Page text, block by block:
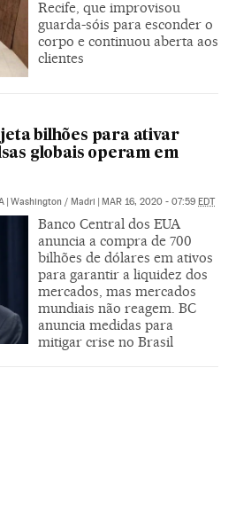
Recife, que improvisou
guarda-sóis para esconder o
corpo e continuou aberta aos
clientes
bilhões para ativar
globais operam em
| Washington / Madri | MAR 16, 2020 - 07:59 EDT
Banco Central dos EUA
anuncia a compra de 700
bilhões de dólares em ativos
para garantir a liquidez dos
mercados, mas mercados
mundiais não reagem. BC
anuncia medidas para
mitigar crise no Brasil